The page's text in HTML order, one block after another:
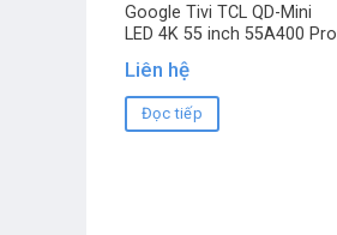
Google Tivi TCL QD-Mini
LED 4K 55 inch 55A400 Pro
Liên hệ
Đọc tiếp